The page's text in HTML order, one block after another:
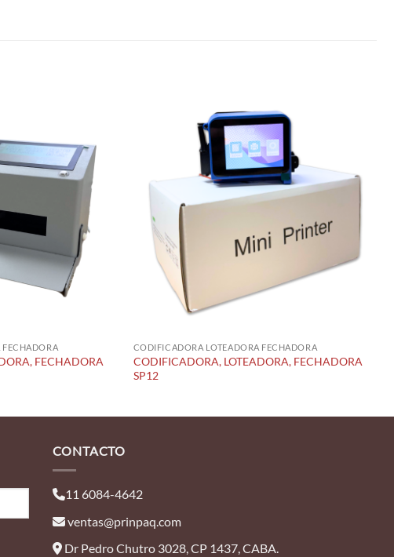
FECHADORA
CODIFICADORA LOTEADORA FECHADORA
CODIFICADORA, LOTEADORA, FECHADORA
SP12
CONTACTO
11 6084-4642
ventas@prinpaq.com
Dr Pedro Chutro 3028, CP 1437, CABA.